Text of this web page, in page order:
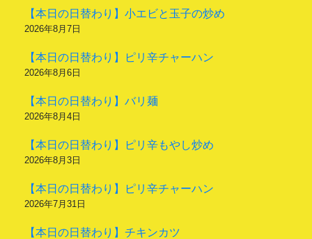
【本日の日替わり】小エビと玉子の炒め
2026年8月7日
【本日の日替わり】ピリ辛チャーハン
2026年8月6日
【本日の日替わり】バリ麺
2026年8月4日
【本日の日替わり】ピリ辛もやし炒め
2026年8月3日
【本日の日替わり】ピリ辛チャーハン
2026年7月31日
【本日の日替わり】チキンカツ